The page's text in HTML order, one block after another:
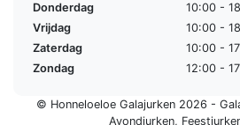
Donderdag
10:00 -
Vrijdag
10:00 -
Zaterdag
10:00 -
Zondag
12:00 -
© Honneloeloe Galajurken 2026 -
Avondjurken,